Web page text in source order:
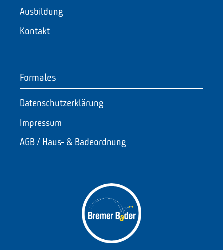
Ausbildung
Kontakt
Formales
Datenschutzerklärung
Impressum
AGB / Haus- & Badeordnung